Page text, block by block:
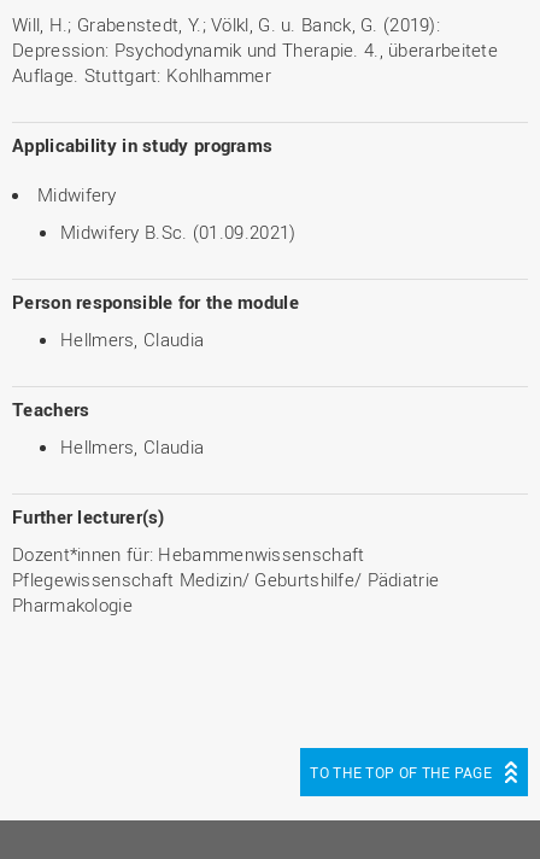
Will, H.; Grabenstedt, Y.; Völkl, G. u. Banck, G. (2019):
Depression: Psychodynamik und Therapie. 4., überarbeitete
Auflage. Stuttgart: Kohlhammer
Applicability in study programs
Midwifery
Midwifery B.Sc. (01.09.2021)
Person responsible for the module
Hellmers, Claudia
Teachers
Hellmers, Claudia
Further lecturer(s)
Dozent*innen für: Hebammenwissenschaft
Pflegewissenschaft Medizin/ Geburtshilfe/ Pädiatrie
Pharmakologie
TO THE TOP OF THE PAGE